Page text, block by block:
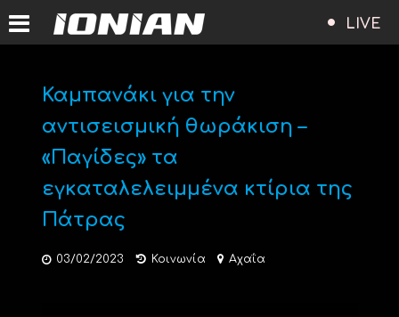
LIVE
Καμπανάκι για την
αντισεισμική θωράκιση –
«Παγίδες» τα
εγκαταλελειμμένα κτίρια της
Πάτρας
03/02/2023 Κοινωνία Αχαΐα